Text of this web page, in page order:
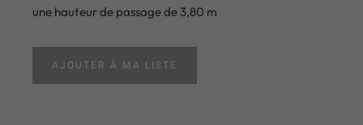
une hauteur de passage de 3,80 m
AJOUTER À MA LISTE